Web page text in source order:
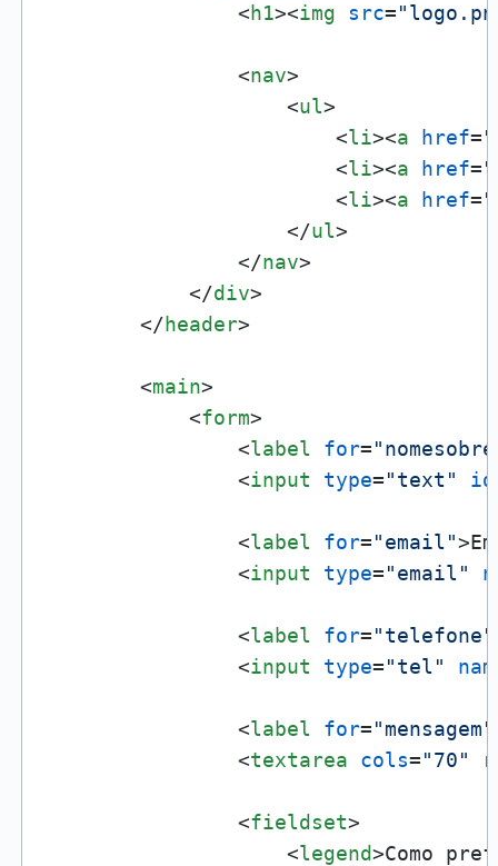
<h1><img src=
<nav>
<ul>
<li><a href=
<li><a href=
<li><a href=
</ul>
</nav>
</div>
</header>
<main>
<form>
<label for=
<input type="text" id
<label for="email">
<input type="email"
<label for="telefone"
<input type="tel"
<label for="mensagem"
<textarea cols="70"
<fieldset>
<legend>Como